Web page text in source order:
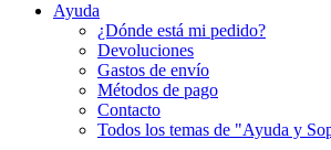
Ayuda
¿Dónde está mi pedido?
Devoluciones
Gastos de envío
Métodos de pago
Contacto
Todos los temas de "Ayuda y